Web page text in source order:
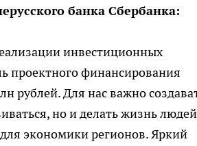
банка Сбербанка:
инвестиционных
проектного финансирования
рублей. Для нас важно
но и делать жизнь людей
экономики регионов. Яркий